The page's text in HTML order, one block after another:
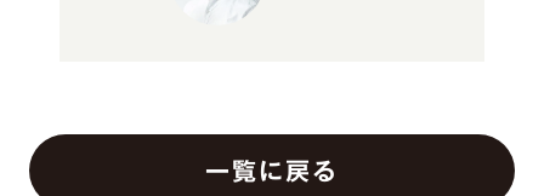
一覧に戻る